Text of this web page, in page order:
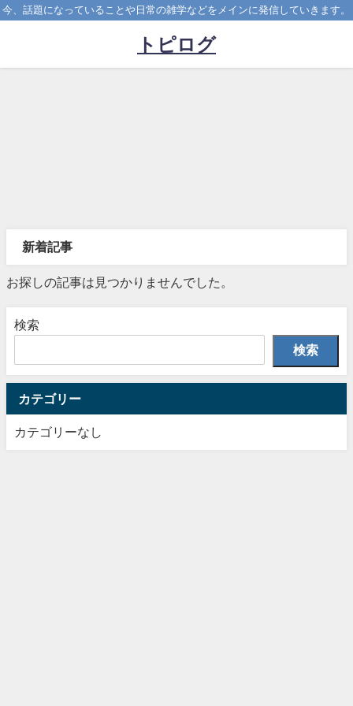
今、話題になっていることや日常の雑学などをメインに発信していきます。
トピログ
新着記事
お探しの記事は見つかりませんでした。
検索
検索
カテゴリー
カテゴリーなし